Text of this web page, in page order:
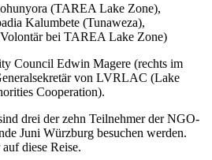
(TAREA Lake Zone),
Kalumbete (Tunaweza),
bei TAREA Lake Zone)
Council Edwin Magere (rechts im
von LVRLAC (Lake
Cooperation).
drei der zehn Teilnehmer der NGO-
Juni Würzburg besuchen werden.
diese Reise.